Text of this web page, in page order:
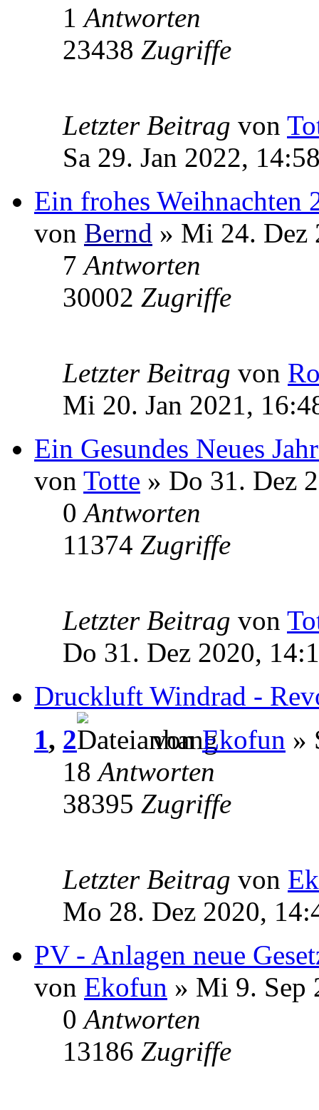
1Antworten
23438 Zugriffe
Letzter Beitrag von
Sa 29. Jan 2022,
Ein frohes Weihnachten
von Bernd » Mi 24. Dez
7Antworten
30002 Zugriffe
Letzter Beitrag von
Mi 20. Jan 2021,
Ein Gesundes Neues
von Totte » Do 31. Dez
0Antworten
11374 Zugriffe
Letzter Beitrag von
Do 31. Dez 2020,
Druckluft Windrad -
1, 2 vonEkofun »
18Antworten
38395 Zugriffe
Letzter Beitrag von
Mo 28. Dez 2020,
PV - Anlagen neue
von Ekofun » Mi 9. Sep
0Antworten
13186 Zugriffe